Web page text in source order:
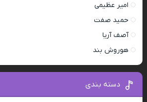
امیر عظیمی
حمید صفت
آصف آریا
هوروش بند
دسته بندی